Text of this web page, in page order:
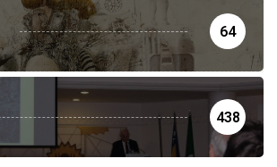
64
438